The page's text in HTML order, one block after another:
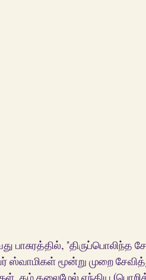
பாசுரத்தில்,
மூன்று முறை
தம் தலைமேல் ஏந்திய